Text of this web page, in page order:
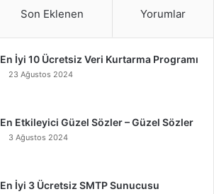
Son Eklenen Yorumlar
En İyi 10 Ücretsiz Veri Kurtarma Programı
23 Ağustos 2024
En Etkileyici Güzel Sözler – Güzel Sözler
3 Ağustos 2024
En İyi 3 Ücretsiz SMTP Sunucusu